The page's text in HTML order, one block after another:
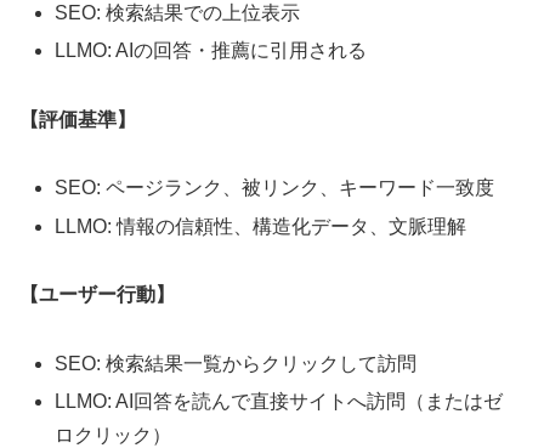
SEO: 検索結果での上位表示
LLMO: AIの回答・推薦に引用される
【評価基準】
SEO: ページランク、被リンク、キーワード一致度
LLMO: 情報の信頼性、構造化データ、文脈理解
【ユーザー行動】
SEO: 検索結果一覧からクリックして訪問
LLMO: AI回答を読んで直接サイトへ訪問（またはゼ
ロクリック）